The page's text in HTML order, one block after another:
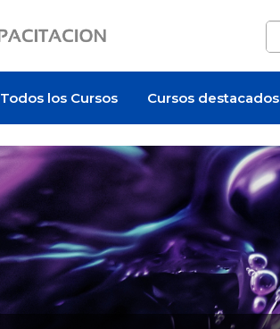
Todos los Cursos Cursos destacados